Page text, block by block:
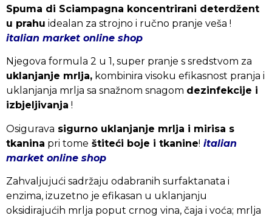
Spuma di Sciampagna koncentrirani deterdžent
u prahu idealan za strojno i ručno pranje veša !
italian market online shop
Njegova formula 2 u 1, super pranje s sredstvom za
uklanjanje mrlja, kombinira visoku efikasnost pranja i
uklanjanja mrlja sa snažnom snagom dezinfekcije i
izbjeljivanja !
Osigurava sigurno uklanjanje mrlja i mirisa s
tkanina pri tome štiteći boje i tkanine! italian
market online shop
Zahvaljujući sadržaju odabranih surfaktanata i
enzima, izuzetno je efikasan u uklanjanju
oksidirajućih mrlja poput crnog vina, čaja i voća; mrlja